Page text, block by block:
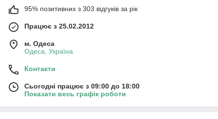
95% позитивних з 303 відгуків за рік
Працює з 25.02.2012
м. Одеса
Одеса, Україна
Контакти
Сьогодні працює з 09:00 до 18:00
Показати весь графік роботи